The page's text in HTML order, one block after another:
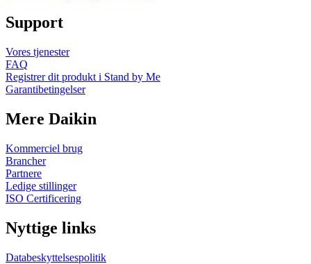
Support
Vores tjenester
FAQ
Registrer dit produkt i Stand by Me
Garantibetingelser
Mere Daikin
Kommerciel brug
Brancher
Partnere
Ledige stillinger
ISO Certificering
Nyttige links
Databeskyttelsespolitik